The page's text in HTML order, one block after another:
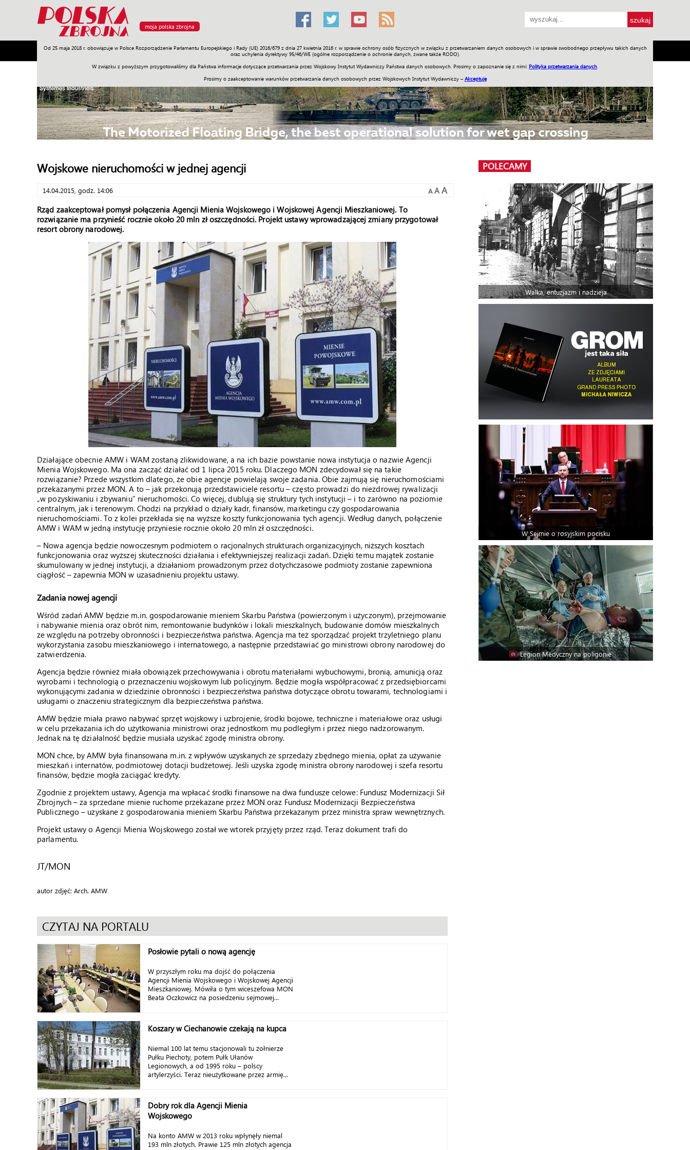
moja polska zbrojna
Od 25 maja 2018 r. obowiązuje w Polsce Rozporządzenie Parlamentu Europejskiego i Rady (UE) 2016/679 z dnia 27 kwietnia 2016 r. w sprawie ochrony osób fizycznych w związku z przetwarzaniem danych osobowych i w sprawie swobodnego przepływu takich danych
oraz uchylenia dyrektywy 95/46/WE (ogólne rozporządzenie o ochronie danych, zwane także RODO).
W związku z powyższym przygotowaliśmy dla Państwa informacje dotyczące przetwarzania przez Wojskowy Instytut Wydawniczy Państwa danych osobowych. Prosimy o zapoznanie się z nimi: Polityka przetwarzania danych
Prosimy o zaakceptowanie warunków przetwarzania danych osobowych przez Wojskowych Instytut Wydawniczy – Akceptuję
Armia Poligon Sprzęt Misje Polityka Prawo Świat Społeczność Sport Historia Galerie Wideo ENGLISH SKLEP Jednodniówki Praca w WIW
Wojskowe nieruchomości w jednej agencji
14.04.2015, godz. 14:06 A A A
Rząd zaakceptował pomysł połączenia Agencji Mienia Wojskowego i Wojskowej Agencji Mieszkaniowej. To
rozwiązanie ma przynieść rocznie około 20 mln zł oszczędności. Projekt ustawy wprowadzającej zmiany przygotował
resort obrony narodowej.
Działające obecnie AMW i WAM zostaną zlikwidowane, a na ich bazie powstanie nowa instytucja o nazwie Agencji
Mienia Wojskowego. Ma ona zacząć działać od 1 lipca 2015 roku. Dlaczego MON zdecydował się na takie
rozwiązanie? Przede wszystkim dlatego, że obie agencje powielają swoje zadania. Obie zajmują się nieruchomościami
przekazanymi przez MON. A to – jak przekonują przedstawiciele resortu – często prowadzi do niezdrowej rywalizacji
„w pozyskiwaniu i zbywaniu” nieruchomości. Co więcej, dublują się struktury tych instytucji – i to zarówno na poziomie
centralnym, jak i terenowym. Chodzi na przykład o działy kadr, finansów, marketingu czy gospodarowania
nieruchomościami. To z kolei przekłada się na wyższe koszty funkcjonowania tych agencji. Według danych, połączenie
AMW i WAM w jedną instytucję przyniesie rocznie około 20 mln zł oszczędności.
– Nowa agencja będzie nowoczesnym podmiotem o racjonalnych strukturach organizacyjnych, niższych kosztach
funkcjonowania oraz wyższej skuteczności działania i efektywniejszej realizacji zadań. Dzięki temu majątek zostanie
skumulowany w jednej instytucji, a działaniom prowadzonym przez dotychczasowe podmioty zostanie zapewniona
ciągłość – zapewnia MON w uzasadnieniu projektu ustawy.
Zadania nowej agencji
Wśród zadań AMW będzie m.in. gospodarowanie mieniem Skarbu Państwa (powierzonym i użyczonym), przejmowanie
i nabywanie mienia oraz obrót nim, remontowanie budynków i lokali mieszkalnych, budowanie domów mieszkalnych
ze względu na potrzeby obronności i bezpieczeństwa państwa. Agencja ma też sporządzać projekt trzyletniego planu
wykorzystania zasobu mieszkaniowego i internatowego, a następnie przedstawiać go ministrowi obrony narodowej do
zatwierdzenia.
Agencja będzie również miała obowiązek przechowywania i obrotu materiałami wybuchowymi, bronią, amunicją oraz
wyrobami i technologią o przeznaczeniu wojskowym lub policyjnym. Będzie mogła współpracować z przedsiębiorcami
wykonującymi zadania w dziedzinie obronności i bezpieczeństwa państwa dotyczące obrotu towarami, technologiami i
usługami o znaczeniu strategicznym dla bezpieczeństwa państwa.
AMW będzie miała prawo nabywać sprzęt wojskowy i uzbrojenie, środki bojowe, techniczne i materiałowe oraz usługi
w celu przekazania ich do użytkowania ministrowi oraz jednostkom mu podległym i przez niego nadzorowanym.
Jednak na tę działalność będzie musiała uzyskać zgodę ministra obrony.
MON chce, by AMW była finansowana m.in. z wpływów uzyskanych ze sprzedaży zbędnego mienia, opłat za używanie
mieszkań i internatów, podmiotowej dotacji budżetowej. Jeśli uzyska zgodę ministra obrony narodowej i szefa resortu
finansów, będzie mogła zaciągać kredyty.
Zgodnie z projektem ustawy, Agencja ma wpłacać środki finansowe na dwa fundusze celowe: Fundusz Modernizacji Sił
Zbrojnych – za sprzedane mienie ruchome przekazane przez MON oraz Fundusz Modernizacji Bezpieczeństwa
Publicznego – uzyskane z gospodarowania mieniem Skarbu Państwa przekazanym przez ministra spraw wewnętrznych.
Projekt ustawy o Agencji Mienia Wojskowego został we wtorek przyjęty przez rząd. Teraz dokument trafi do
parlamentu.
JT/MON
autor zdjęć: Arch. AMW
CZYTAJ NA PORTALU
Posłowie pytali o nową agencję
W przyszłym roku ma dojść do połączenia
Agencji Mienia Wojskowego i Wojskowej Agencji
Mieszkaniowej. Mówiła o tym wiceszefowa MON
Beata Oczkowicz na posiedzeniu sejmowej...
Koszary w Ciechanowie czekają na kupca
Niemal 100 lat temu stacjonowali tu żołnierze
Pułku Piechoty, potem Pułk Ułanów
Legionowych, a od 1995 roku – polscy
artylerzyści. Teraz nieużytkowane przez armię...
Dobry rok dla Agencji Mienia
Wojskowego
Na konto AMW w 2013 roku wpłynęły niemal
193 mln złotych. Prawie 125 mln złotych agencja
POLECAMY
Walka, entuzjazm i nadzieja
W Sejmie o rosyjskim pocisku
Legion Medyczny na poligonie